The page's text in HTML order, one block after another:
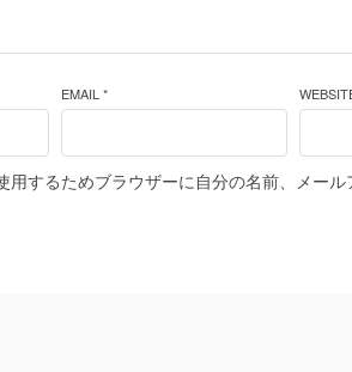
EMAIL *
用するためブラウザーに自分の名前、メール